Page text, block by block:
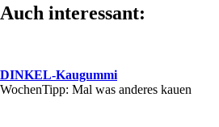
Auch interessant:
DINKEL-Kaugummi
WochenTipp: Mal was anderes kauen